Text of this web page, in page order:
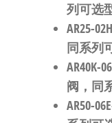
列可选
AR25-
同系列
AR40K-
阀，同
AR50-